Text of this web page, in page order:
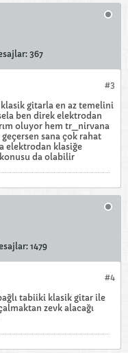
367
#3
gitarla en az temelini
ben direk elektrodan
oluyor hem tr_nirvana
sana çok rahat
elektrodan klasiğe
da olabilir
1479
#4
tabiiki klasik gitar ile
zevk alacağı